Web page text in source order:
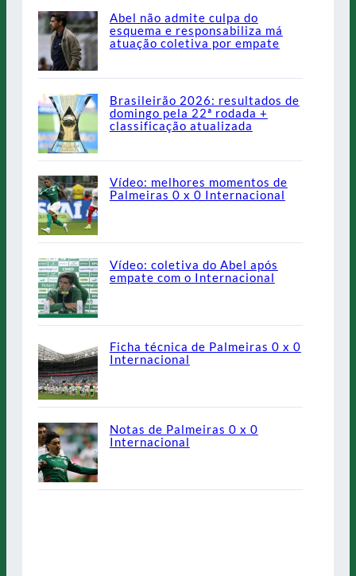
Abel não admite culpa do
esquema e responsabiliza má
atuação coletiva por empate
Brasileirão 2026: resultados de
domingo pela 22ª rodada +
classificação atualizada
Vídeo: melhores momentos de
Palmeiras 0 x 0 Internacional
Vídeo: coletiva do Abel após
empate com o Internacional
Ficha técnica de Palmeiras 0 x 0
Internacional
Notas de Palmeiras 0 x 0
Internacional